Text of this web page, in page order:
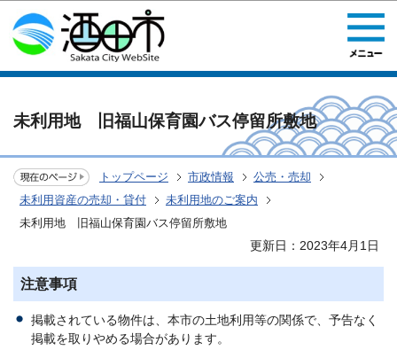
このページの本文へ移動
未利用地 旧福山保育園バス停留所敷地
トップページ 市政情報
公売・売却
未利用資産の売却・貸付
未利用地のご案内
未利用地 旧福山保育園バス停留所敷地
更新日：2023年4月1日
注意事項
掲載されている物件は、本市の土地利用等の関係で、予告なく
掲載を取りやめる場合があります。